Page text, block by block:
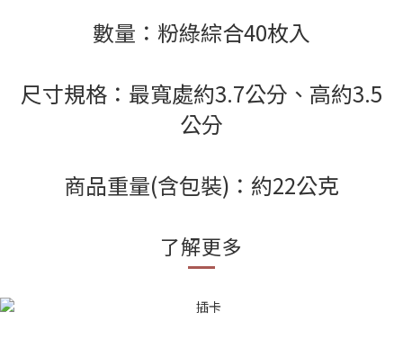
數量：粉綠綜合40枚入
尺寸規格：最寬處約3.7公分、高約3.5
公分
商品重量(含包裝)：約22公克
了解更多